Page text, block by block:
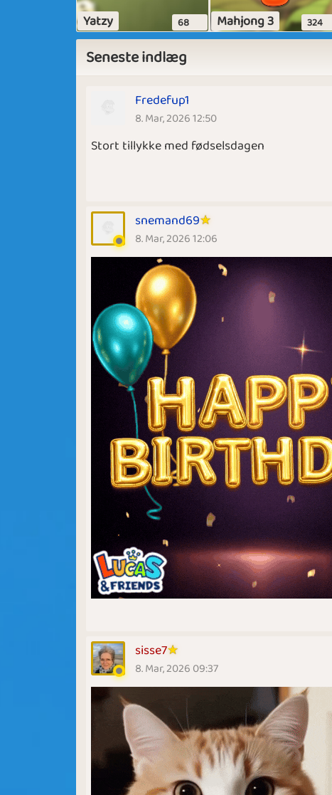
Yatzy 68 Mahjong 3 324
Seneste indlæg
Fredefup1
8. Mar, 2026 12:50
Stort tillykke med fødselsdagen
snemand69
8. Mar, 2026 12:06
sisse7
8. Mar, 2026 09:37